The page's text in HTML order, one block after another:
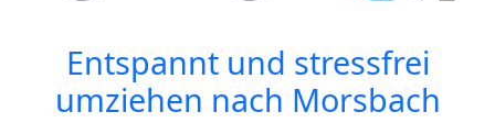
Entspannt und stressfrei
umziehen nach Morsbach